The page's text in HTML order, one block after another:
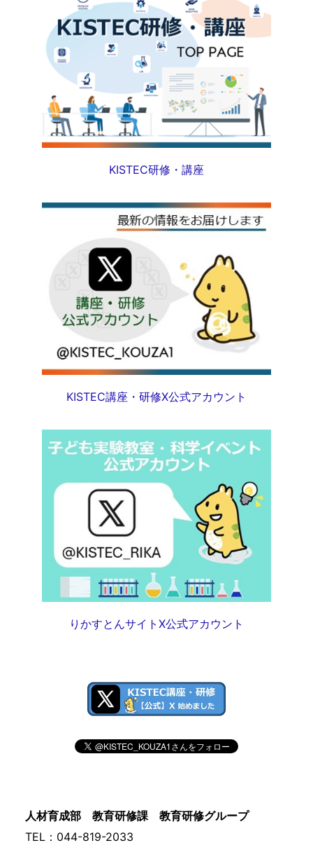
KISTEC研修・講座
KISTEC講座・研修X公式アカウント
りかすとんサイトX公式アカウント
人材育成部 教育研修課 教育研修グループ
TEL：044-819-2033